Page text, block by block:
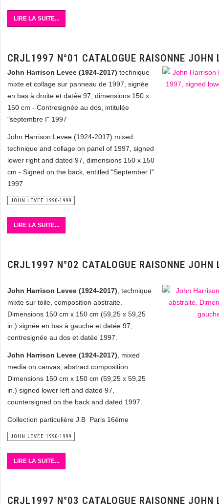
LIRE LA SUITE...
CRJL1997 N°01 CATALOGUE RAISONNE JOHN
John Harrison Levee (1924-2017) technique
mixte et collage sur panneau de 1997, signée
en bas à droite et datée 97, dimensions 150 x
150 cm - Contresignée au dos, intitulée
"septembre I" 1997
John Harrison Levee (1924-2017) mixed
technique and collage on panel of 1997, signed
lower right and dated 97, dimensions 150 x 150
cm - Signed on the back, entitled "September I"
1997
JOHN LEVEE 1990-1999
LIRE LA SUITE...
CRJL1997 N°02 CATALOGUE RAISONNE JOHN
John Harrison Levee (1924-2017) , technique
mixte sur toile, composition abstraite.
Dimensions 150 cm x 150 cm (59,25 x 59,25
in.) signée en bas à gauche et datée 97,
contresignée au dos et datée 1997.
John Harrison Levee (1924-2017) , mixed
media on canvas, abstract composition.
Dimensions 150 cm x 150 cm (59,25 x 59,25
in.) signed lower left and dated 97,
countersigned on the back and dated 1997.
Collection particulière J.B Paris 16ème
JOHN LEVEE 1990-1999
LIRE LA SUITE...
CRJL1997 N°03 CATALOGUE RAISONNE JOHN